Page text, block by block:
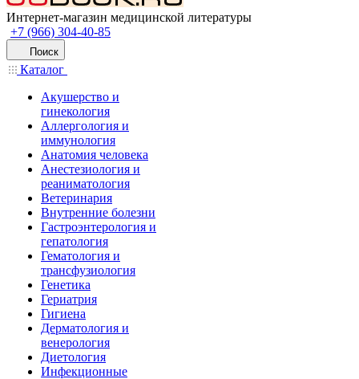
Интернет-магазин медицинской литературы
+7 (966) 304-40-85
Поиск
Каталог
Акушерство и
гинекология
Аллергология и
иммунология
Анатомия человека
Анестезиология и
реаниматология
Ветеринария
Внутренние болезни
Гастроэнтерология и
гепатология
Гематология и
трансфузиология
Генетика
Гериатрия
Гигиена
Дерматология и
венерология
Диетология
Инфекционные